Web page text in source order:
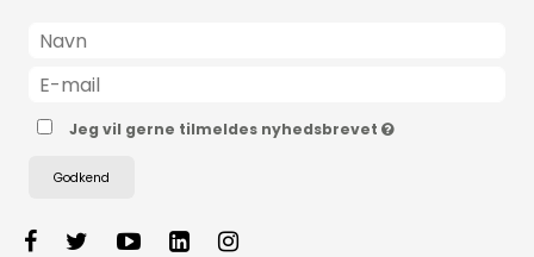
Jeg vil gerne tilmeldes nyhedsbrevet
Godkend